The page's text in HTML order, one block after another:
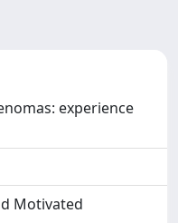
experience
Motivated